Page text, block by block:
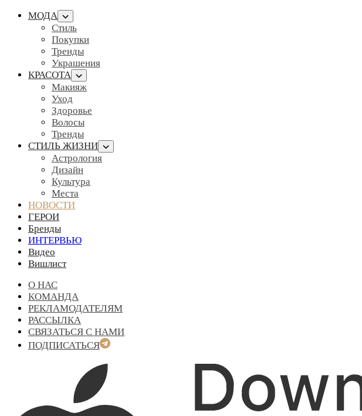
МОДА
Стиль
Покупки
Тренды
Украшения
КРАСОТА
Макияж
Уход
Здоровье
Волосы
Тренды
СТИЛЬ ЖИЗНИ
Астрология
Дизайн
Культура
Места
НОВОСТИ
ГЕРОИ
Бренды
ИНТЕРВЬЮ
Видео
Вишлист
О НАС
КОМАНДА
РЕКЛАМОДАТЕЛЯМ
РАССЫЛКА
СВЯЗАТЬСЯ С НАМИ
ПОДПИСАТЬСЯ